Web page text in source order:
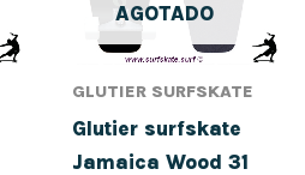
AGOTADO
GLUTIER SURFSKATE
Glutier surfskate
Jamaica Wood 31